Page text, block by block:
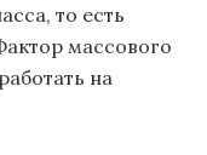
то есть
массового
на